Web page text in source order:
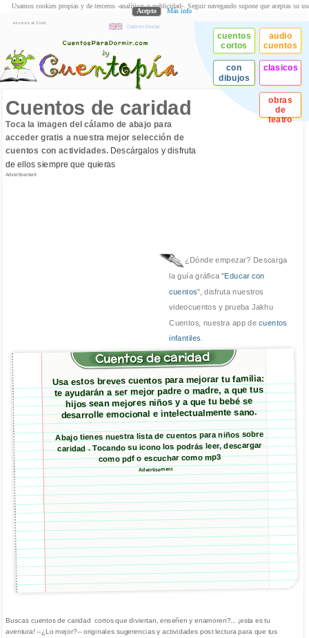
acceso al Club
Children Stories
cuentos
cortos
audio
cuentos
con
dibujos
clasicos
obras
de
teatro
Cuentos de caridad
Toca la imagen del cálamo de abajo para
acceder gratis a nuestra mejor selección de
cuentos con actividades.Descárgalos y disfruta
de ellos siempre que quieras
Advertisement
¿Dónde empezar? Descarga
la guía gráfica "Educar con
cuentos", disfruta nuestros
videocuentos y prueba Jakhu
Cuentos, nuestra app decuentos
infantiles.
Cuentos de caridad
Usa estos breves cuentos para mejorar tu familia:
te ayudarán a ser mejor padre o madre, a que tus
hijos sean mejores niños y a que tu bebé se
desarrolle emocional e intelectualmente sano.
Abajo tienes nuestra lista de cuentos para niños sobre
caridad . Tocando su icono los podrás leer, descargar
como pdf o escuchar como mp3
Advertisement
Buscas cuentos de caridad cortos que diviertan, enseñen y enamoren?... ¡esta es tu
aventura! --¿Lo mejor?-- originales sugerencias y actividades post lectura para que tus
Usamos cookies propias y de terceros -analíticas y publicidad-. Seguir navegando supone que aceptas su
Acepto Más info